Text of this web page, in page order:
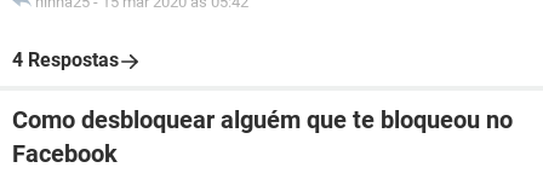
4 Respostas
Como desbloquear alguém que te bloqueou no
Facebook